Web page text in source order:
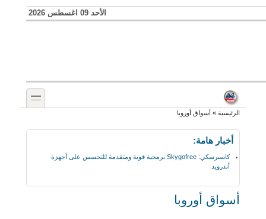
تجاوز إلى المحتوى الرئيسي
Skip to search
الأحد 09 اغسطس 2026
toggle
أنت هنا
الرئيسية» أسواق أوروبا
أخبار هامة:
كاسبرسكي: Skygofree برمجية قوية ومتقدمة للتجسس على أجهزة
أندرويد
أسواق أوروبا